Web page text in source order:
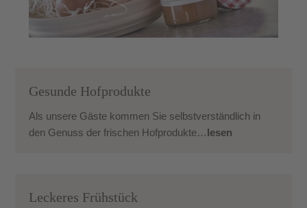
Gesunde Hofprodukte
Als unsere Gäste kommen Sie selbstverständlich in
den Genuss der frischen Hofprodukte…lesen
Leckeres Frühstück